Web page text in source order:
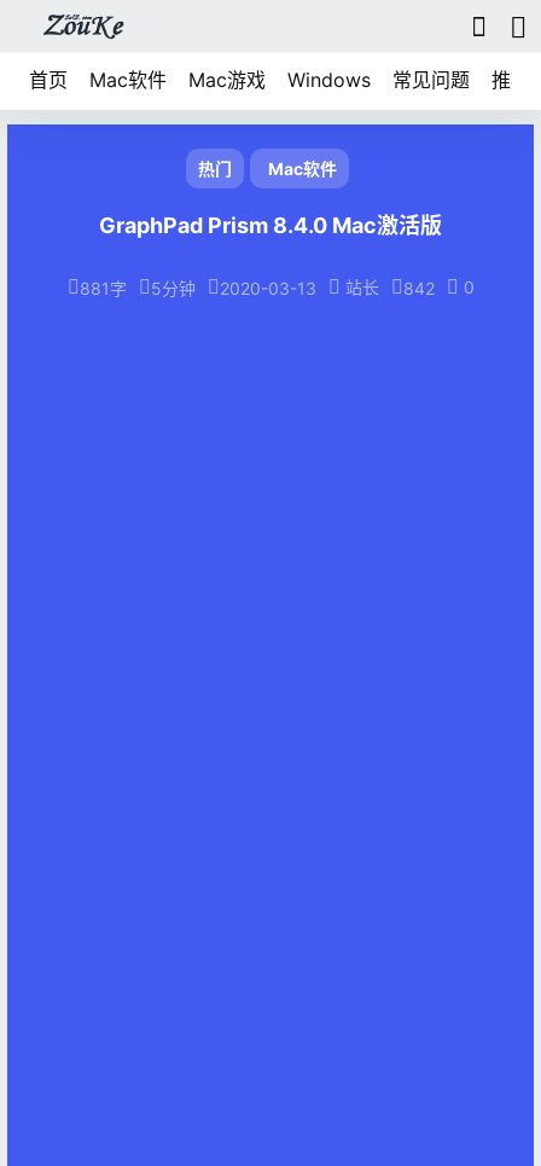
首页 Mac软件 Mac游戏 Windows 常见问题 推荐
热门 Mac软件
GraphPad Prism 8.4.0 Mac激活版
881字 5分钟 2020-03-13 站长 842 0